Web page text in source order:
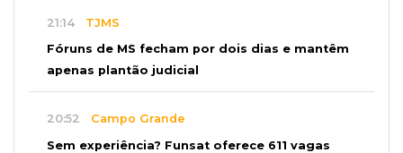
21:14 TJMS
Fóruns de MS fecham por dois dias e mantêm
apenas plantão judicial
20:52 Campo Grande
Sem experiência? Funsat oferece 611 vagas